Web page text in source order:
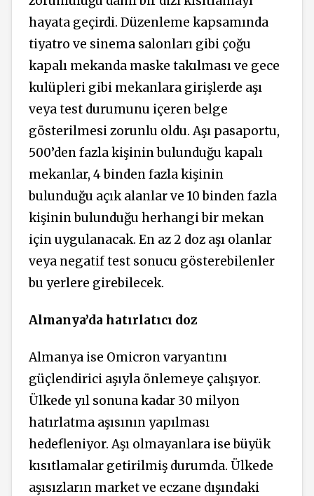
hayata geçirdi. Düzenleme kapsamında
tiyatro ve sinema salonları gibi çoğu
kapalı mekanda maske takılması ve gece
kulüpleri gibi mekanlara girişlerde aşı
veya test durumunu içeren belge
gösterilmesi zorunlu oldu. Aşı pasaportu,
500’den fazla kişinin bulunduğu kapalı
mekanlar, 4 binden fazla kişinin
bulunduğu açık alanlar ve 10 binden fazla
kişinin bulunduğu herhangi bir mekan
için uygulanacak. En az 2 doz aşı olanlar
veya negatif test sonucu gösterebilenler
bu yerlere girebilecek.
Almanya’da hatırlatıcı doz
Almanya ise Omicron varyantını
güçlendirici aşıyla önlemeye çalışıyor.
Ülkede yıl sonuna kadar 30 milyon
hatırlatma aşısının yapılması
hedefleniyor. Aşı olmayanlara ise büyük
kısıtlamalar getirilmiş durumda. Ülkede
aşısızların market ve eczane dışındaki